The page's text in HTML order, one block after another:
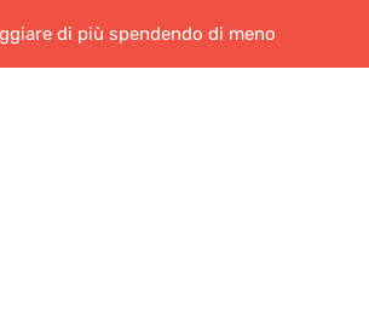
di più spendendo di meno